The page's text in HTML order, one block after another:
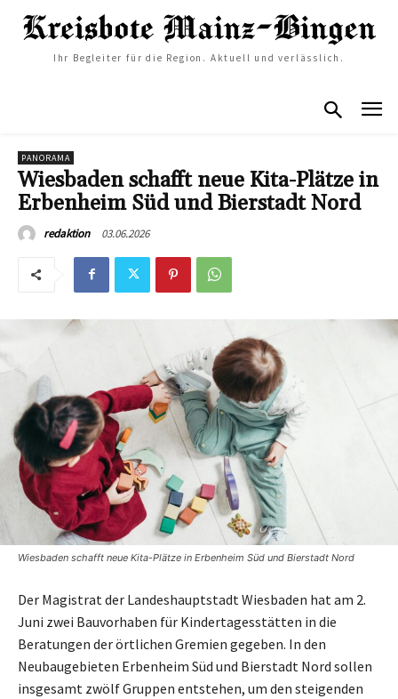
Ihr Begleiter für die Region. Aktuell und verlässlich.
PANORAMA
Wiesbaden schafft neue Kita-Plätze in
Erbenheim Süd und Bierstadt Nord
redaktion 03.06.2026
Wiesbaden schafft neue Kita-Plätze in Erbenheim Süd und Bierstadt Nord
Der Magistrat der Landeshauptstadt Wiesbaden hat am 2.
Juni zwei Bauvorhaben für Kindertagesstätten in die
Beratungen der örtlichen Gremien gegeben. In den
Neubaugebieten Erbenheim Süd und Bierstadt Nord sollen
insgesamt zwölf Gruppen entstehen, um den steigenden